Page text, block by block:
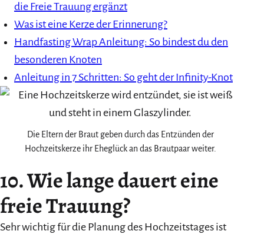
die Freie Trauung ergänzt
Was ist eine Kerze der Erinnerung?
Handfasting Wrap Anleitung: So bindest du den
besonderen Knoten
Anleitung in 7 Schritten: So geht der Infinity-Knot
Die Eltern der Braut geben durch das Entzünden der
Hochzeitskerze ihr Eheglück an das Brautpaar weiter.
10. Wie lange dauert eine
freie Trauung?
Sehr wichtig für die Planung des Hochzeitstages ist